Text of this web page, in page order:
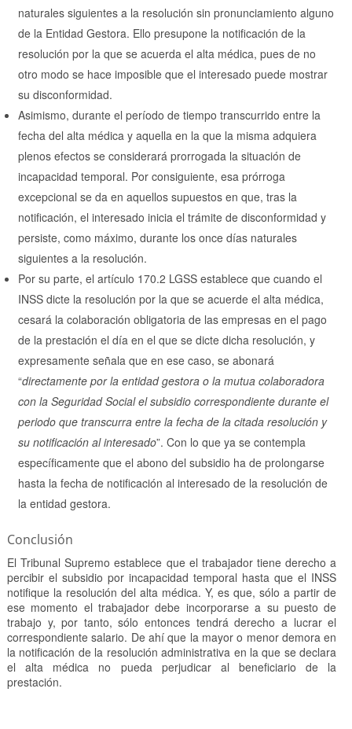
naturales siguientes a la resolución sin pronunciamiento alguno
de la Entidad Gestora. Ello presupone la notificación de la
resolución por la que se acuerda el alta médica, pues de no
otro modo se hace imposible que el interesado puede mostrar
su disconformidad.
Asimismo, durante el período de tiempo transcurrido entre la
fecha del alta médica y aquella en la que la misma adquiera
plenos efectos se considerará prorrogada la situación de
incapacidad temporal. Por consiguiente, esa prórroga
excepcional se da en aquellos supuestos en que, tras la
notificación, el interesado inicia el trámite de disconformidad y
persiste, como máximo, durante los once días naturales
siguientes a la resolución.
Por su parte, el artículo 170.2 LGSS establece que cuando el
INSS dicte la resolución por la que se acuerde el alta médica,
cesará la colaboración obligatoria de las empresas en el pago
de la prestación el día en el que se dicte dicha resolución, y
expresamente señala que en ese caso, se abonará
“directamente por la entidad gestora o la mutua colaboradora
con la Seguridad Social el subsidio correspondiente durante el
periodo que transcurra entre la fecha de la citada resolución y
su notificación al interesado”. Con lo que ya se contempla
específicamente que el abono del subsidio ha de prolongarse
hasta la fecha de notificación al interesado de la resolución de
la entidad gestora.
Conclusión
El Tribunal Supremo establece que el trabajador tiene derecho a
percibir el subsidio por incapacidad temporal hasta que el INSS
notifique la resolución del alta médica. Y, es que, sólo a partir de
ese momento el trabajador debe incorporarse a su puesto de
trabajo y, por tanto, sólo entonces tendrá derecho a lucrar el
correspondiente salario. De ahí que la mayor o menor demora en
la notificación de la resolución administrativa en la que se declara
el alta médica no pueda perjudicar al beneficiario de la
prestación.